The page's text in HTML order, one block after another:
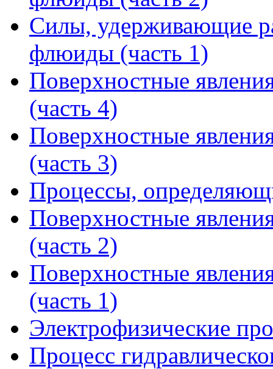
Силы, удерживающие
флюиды (часть 1)
Поверхностные
(часть 4)
Поверхностные
(часть 3)
Процессы,
Поверхностные
(часть 2)
Поверхностные
(часть 1)
Электрофизические
Процесс